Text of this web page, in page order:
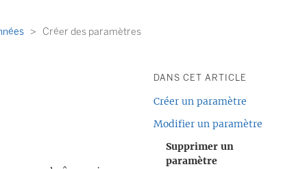
Créer des paramètres
DANS CET ARTICLE
Créer un paramètre
Modifier un paramètre
Supprimer un
paramètre